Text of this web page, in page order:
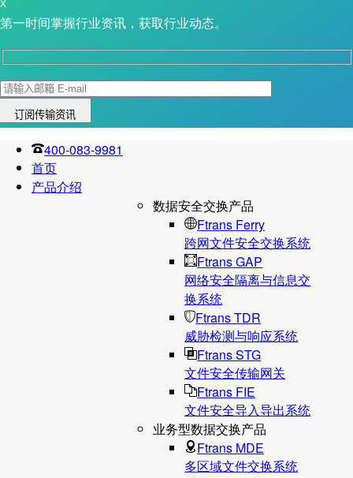
X
第一时间掌握行业资讯，获取行业动态。
400-083-9981
首页
产品介绍
数据安全交换产品
Ftrans Ferry
跨网文件安全交换系统
Ftrans GAP
网络安全隔离与信息交
换系统
Ftrans TDR
威胁检测与响应系统
Ftrans STG
文件安全传输网关
Ftrans FIE
文件安全导入导出系统
业务型数据交换产品
Ftrans MDE
多区域文件交换系统